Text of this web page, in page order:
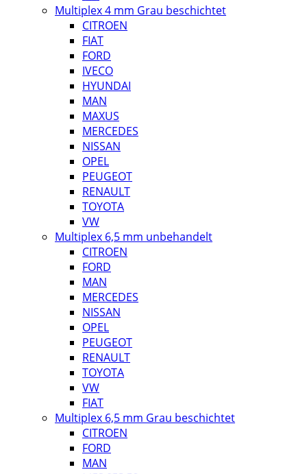
Multiplex 4 mm Grau beschichtet
CITROEN
FIAT
FORD
IVECO
HYUNDAI
MAN
MAXUS
MERCEDES
NISSAN
OPEL
PEUGEOT
RENAULT
TOYOTA
VW
Multiplex 6,5 mm unbehandelt
CITROEN
FORD
MAN
MERCEDES
NISSAN
OPEL
PEUGEOT
RENAULT
TOYOTA
VW
FIAT
Multiplex 6,5 mm Grau beschichtet
CITROEN
FORD
MAN